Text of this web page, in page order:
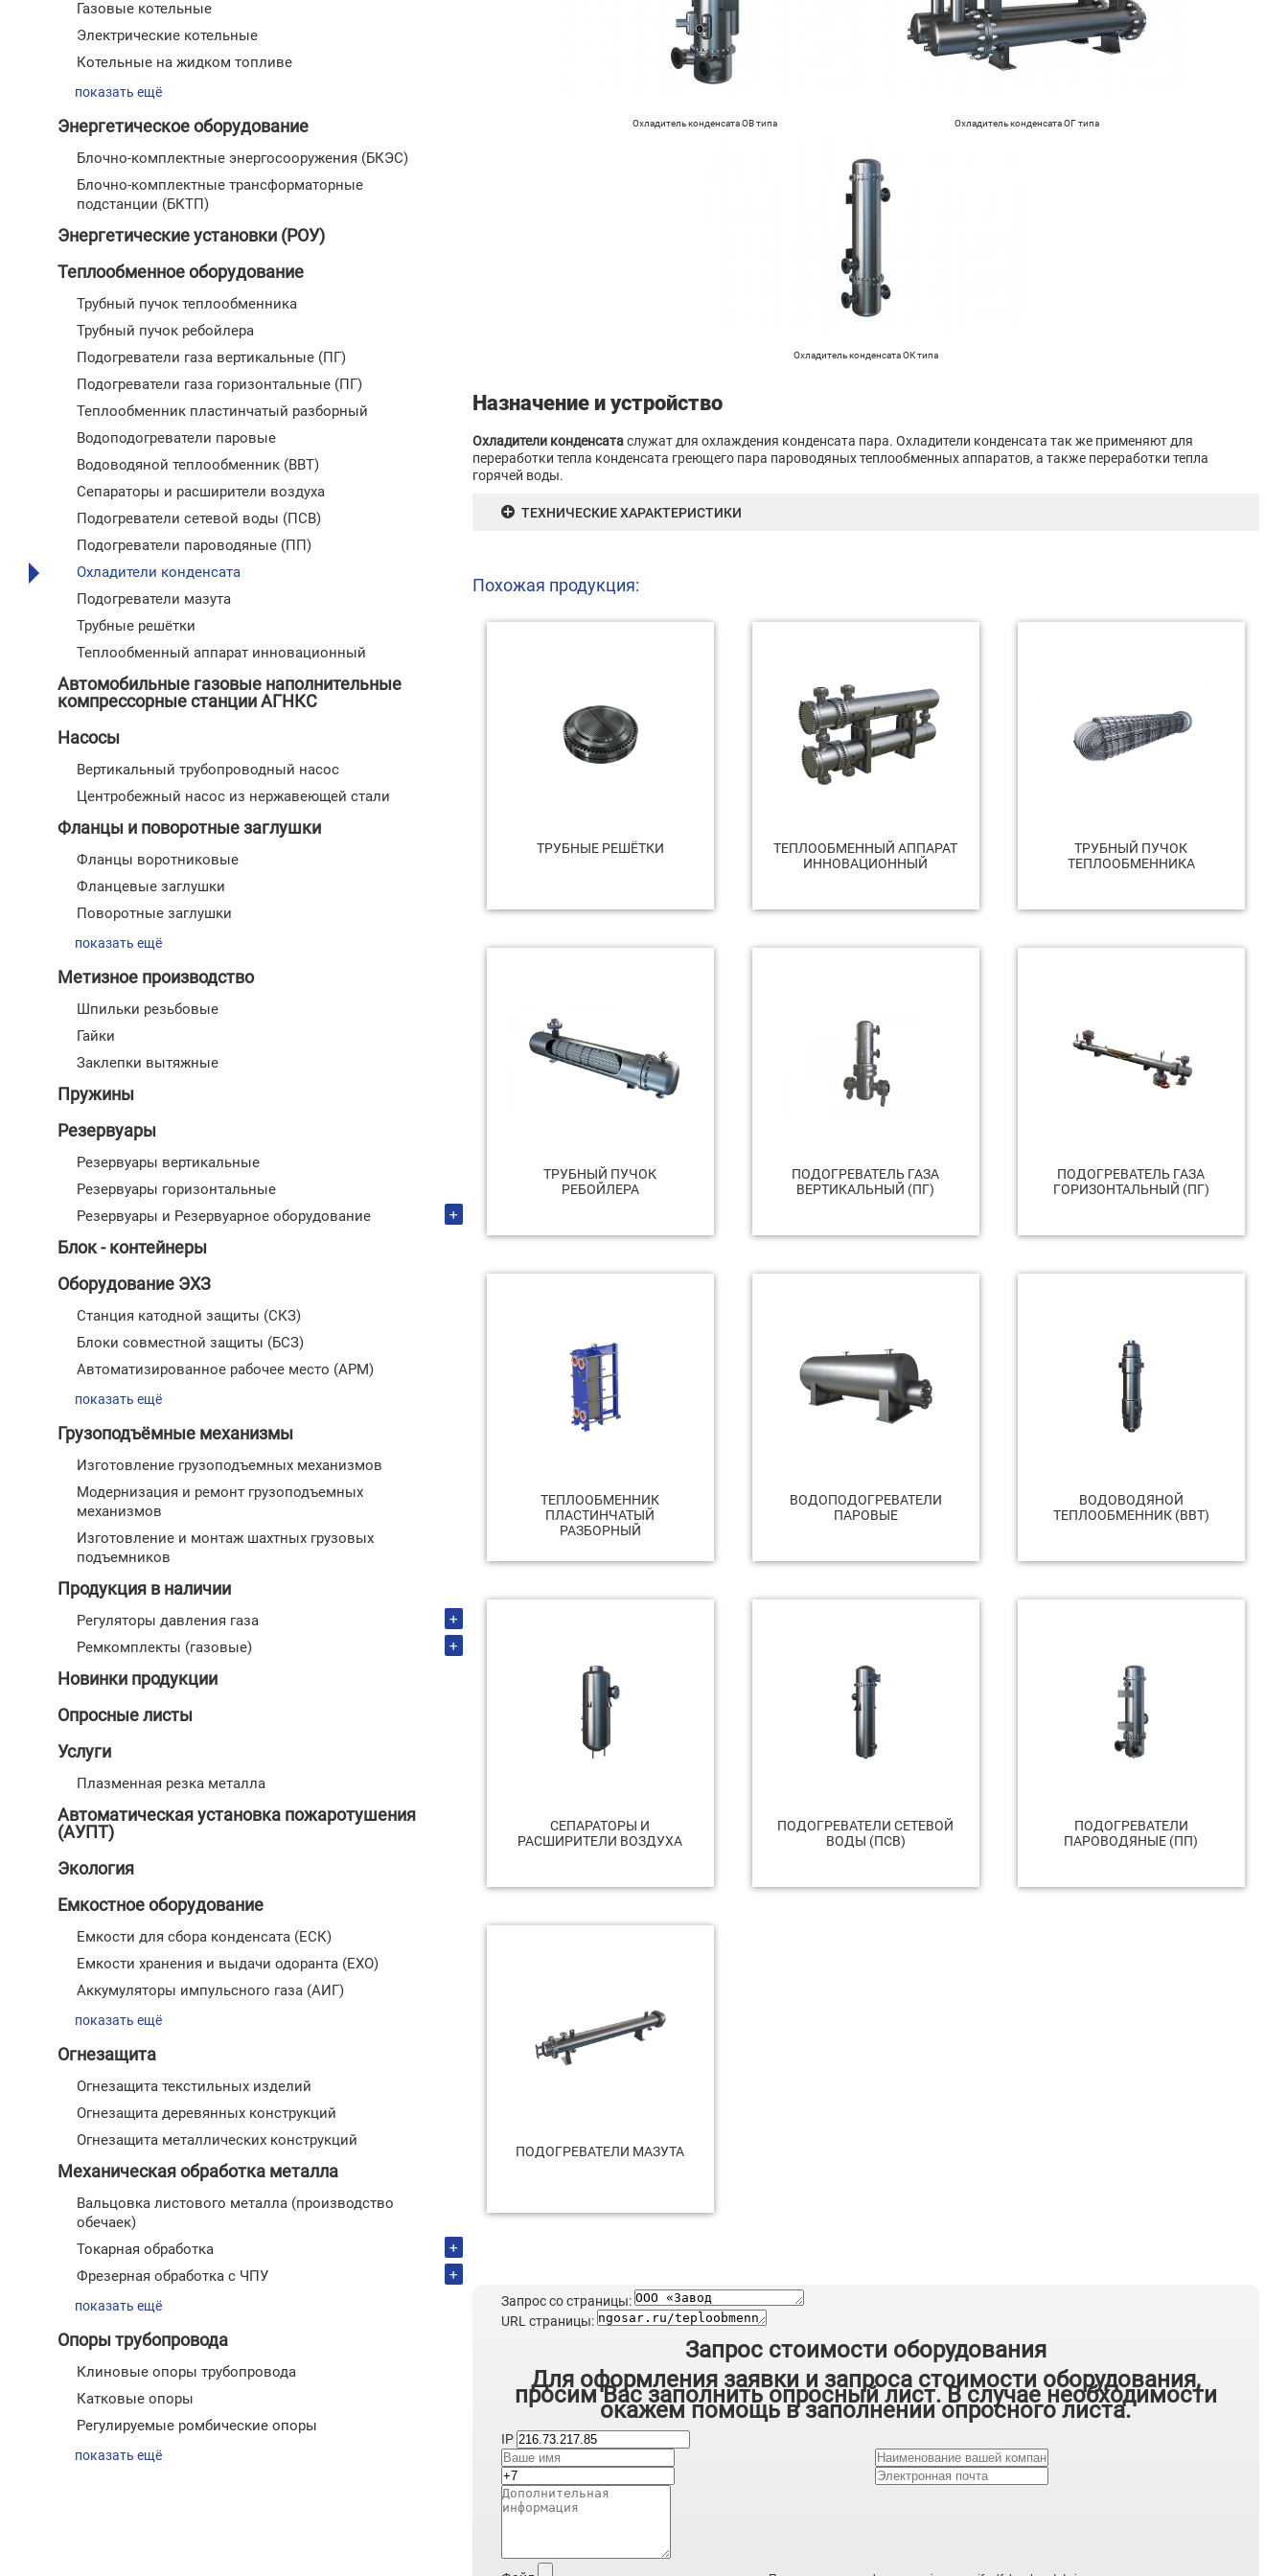
Газовые котельные
Электрические котельные
Котельные на жидком топливе
показать ещё
Энергетическое оборудование
Блочно-комплектные энергосооружения (БКЭС)
Блочно-комплектные трансформаторные
подстанции (БКТП)
Энергетические установки (РОУ)
Теплообменное оборудование
Трубный пучок теплообменника
Трубный пучок ребойлера
Подогреватели газа вертикальные (ПГ)
Подогреватели газа горизонтальные (ПГ)
Теплообменник пластинчатый разборный
Водоподогреватели паровые
Водоводяной теплообменник (ВВТ)
Сепараторы и расширители воздуха
Подогреватели сетевой воды (ПСВ)
Подогреватели пароводяные (ПП)
Охладители конденсата
Подогреватели мазута
Трубные решётки
Теплообменный аппарат инновационный
Автомобильные газовые наполнительные
компрессорные станции АГНКС
Насосы
Вертикальный трубопроводный насос
Центробежный насос из нержавеющей стали
Фланцы и поворотные заглушки
Фланцы воротниковые
Фланцевые заглушки
Поворотные заглушки
показать ещё
Метизное производство
Шпильки резьбовые
Гайки
Заклепки вытяжные
Пружины
Резервуары
Резервуары вертикальные
Резервуары горизонтальные
Резервуары и Резервуарное оборудование
+
Блок - контейнеры
Оборудование ЭХЗ
Станция катодной защиты (СКЗ)
Блоки совместной защиты (БСЗ)
Автоматизированное рабочее место (АРМ)
показать ещё
Грузоподъёмные механизмы
Изготовление грузоподъемных механизмов
Модернизация и ремонт грузоподъемных
механизмов
Изготовление и монтаж шахтных грузовых
подъемников
Продукция в наличии
Регуляторы давления газа
+
Ремкомплекты (газовые)
+
Новинки продукции
Опросные листы
Услуги
Плазменная резка металла
Автоматическая установка пожаротушения
(АУПТ)
Экология
Емкостное оборудование
Емкости для сбора конденсата (ЕСК)
Емкости хранения и выдачи одоранта (ЕХО)
Аккумуляторы импульсного газа (АИГ)
показать ещё
Огнезащита
Огнезащита текстильных изделий
Огнезащита деревянных конструкций
Огнезащита металлических конструкций
Механическая обработка металла
Вальцовка листового металла (производство
обечаек)
Токарная обработка
+
Фрезерная обработка с ЧПУ
+
показать ещё
Опоры трубопровода
Клиновые опоры трубопровода
Катковые опоры
Регулируемые ромбические опоры
показать ещё
Охладитель конденсата ОВ типа Охладитель конденсата ОГ типа
Охладитель конденсата ОК типа
Назначение и устройство
Охладители конденсатаслужат для охлаждения конденсата пара. Охладители конденсата так же применяют для
переработки тепла конденсата греющего пара пароводяных теплообменных аппаратов, а также переработки тепла
горячей воды.
ТЕХНИЧЕСКИЕ ХАРАКТЕРИСТИКИ
Похожая продукция:
ТРУБНЫЕ РЕШЁТКИ
ТЕПЛООБМЕННЫЙ АППАРАТ
ИННОВАЦИОННЫЙ
ТРУБНЫЙ ПУЧОК
ТЕПЛООБМЕННИКА
ТРУБНЫЙ ПУЧОК
РЕБОЙЛЕРА
ПОДОГРЕВАТЕЛЬ ГАЗА
ВЕРТИКАЛЬНЫЙ (ПГ)
ПОДОГРЕВАТЕЛЬ ГАЗА
ГОРИЗОНТАЛЬНЫЙ (ПГ)
ТЕПЛООБМЕННИК
ПЛАСТИНЧАТЫЙ
РАЗБОРНЫЙ
ВОДОПОДОГРЕВАТЕЛИ
ПАРОВЫЕ
ВОДОВОДЯНОЙ
ТЕПЛООБМЕННИК (ВВТ)
СЕПАРАТОРЫ И
РАСШИРИТЕЛИ ВОЗДУХА
ПОДОГРЕВАТЕЛИ СЕТЕВОЙ
ВОДЫ (ПСВ)
ПОДОГРЕВАТЕЛИ
ПАРОВОДЯНЫЕ (ПП)
ПОДОГРЕВАТЕЛИ МАЗУТА
Запрос со страницы:
URL страницы:
Запрос стоимости оборудования
Для оформления заявки и запроса стоимости оборудования,
просим Вас заполнить опросный лист. В случае необходимости
окажем помощь в заполнении опросного листа.
IP